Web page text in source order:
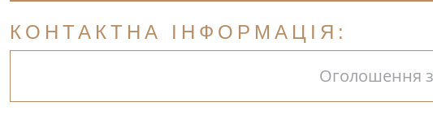
КОНТАКТНА ІНФОРМАЦІЯ:
Оголошення